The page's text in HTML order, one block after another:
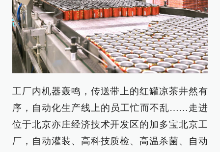
工厂内机器轰鸣，传送带上的红罐凉茶井然有
序，自动化生产线上的员工忙而不乱……走进
位于北京亦庄经济技术开发区的加多宝北京工
厂，自动灌装、高科技质检、高温杀菌、自动